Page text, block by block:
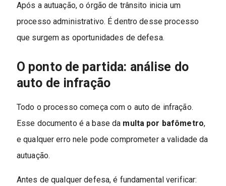
Após a autuação, o órgão de trânsito inicia um
processo administrativo. É dentro desse processo
que surgem as oportunidades de defesa.
O ponto de partida: análise do
auto de infração
Todo o processo começa com o auto de infração.
Esse documento é a base da multa por bafômetro,
e qualquer erro nele pode comprometer a validade da
autuação.
Antes de qualquer defesa, é fundamental verificar: